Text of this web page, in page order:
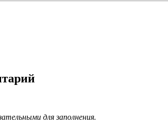
для заполнения.